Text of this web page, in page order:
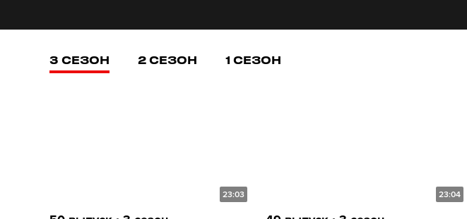
3 СЕЗОН 2 СЕЗОН 1 СЕЗОН
23:03 23:04